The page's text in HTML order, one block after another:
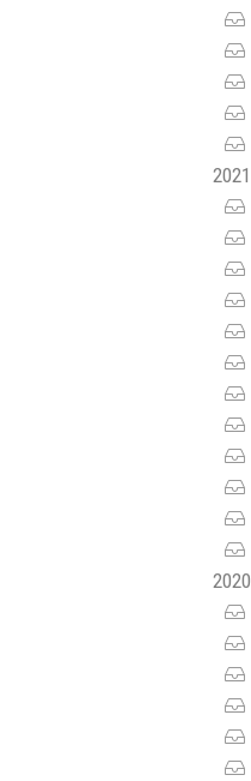
2021
2020